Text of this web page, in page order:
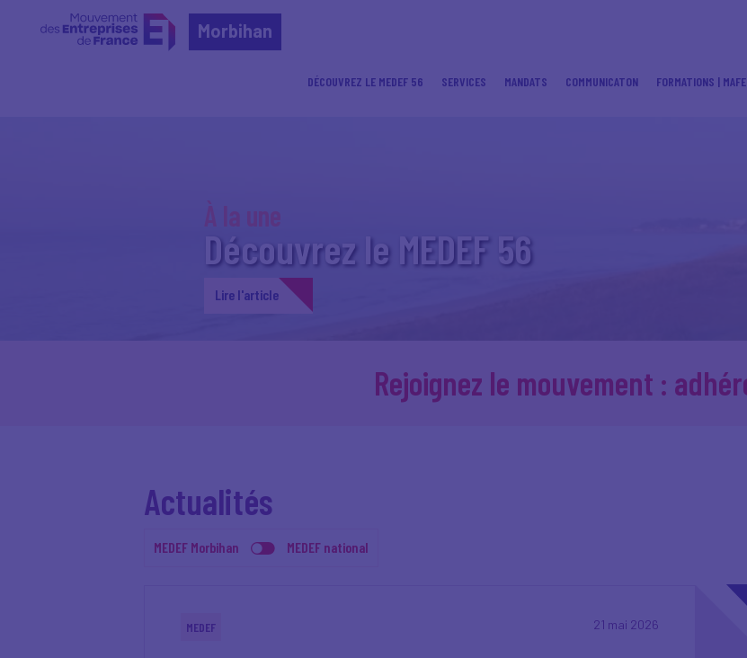
Morbihan
DÉCOUVREZ LE MEDEF 56 SERVICES MANDATS COMMUNICATON FORMATIONS |
Découvrez le MEDEF 56
Lire l'article
Rejoignez le mouvement :
Actualités
MEDEF Morbihan MEDEF national
21 mai 2026
MEDEF